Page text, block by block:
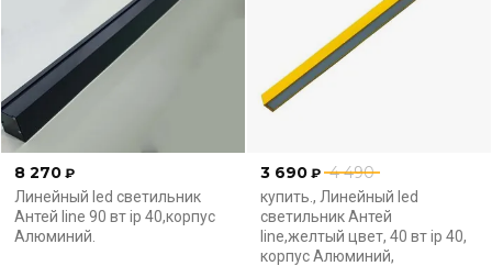
8 270 ₽
Линейный led светильник
Антей line 90 вт ip 40,корпус
Алюминий.
4 490
3 690 ₽
купить., Линейный led
светильник Антей
line,желтый цвет, 40 вт ip 40,
корпус Алюминий,